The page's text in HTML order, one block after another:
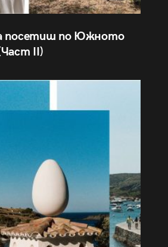
посетиш по Южното
II)